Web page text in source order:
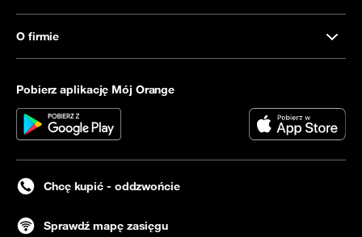
O firmie
Pobierz aplikację Mój Orange
Chcę kupić - oddzwońcie
Sprawdź mapę zasięgu